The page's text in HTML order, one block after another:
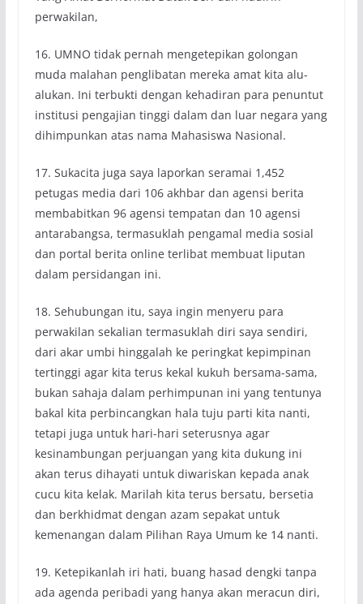
perwakilan,
16. UMNO tidak pernah mengetepikan golongan
muda malahan penglibatan mereka amat kita alu-
alukan. Ini terbukti dengan kehadiran para penuntut
institusi pengajian tinggi dalam dan luar negara yang
dihimpunkan atas nama Mahasiswa Nasional.
17. Sukacita juga saya laporkan seramai 1,452
petugas media dari 106 akhbar dan agensi berita
membabitkan 96 agensi tempatan dan 10 agensi
antarabangsa, termasuklah pengamal media sosial
dan portal berita online terlibat membuat liputan
dalam persidangan ini.
18. Sehubungan itu, saya ingin menyeru para
perwakilan sekalian termasuklah diri saya sendiri,
dari akar umbi hinggalah ke peringkat kepimpinan
tertinggi agar kita terus kekal kukuh bersama-sama,
bukan sahaja dalam perhimpunan ini yang tentunya
bakal kita perbincangkan hala tuju parti kita nanti,
tetapi juga untuk hari-hari seterusnya agar
kesinambungan perjuangan yang kita dukung ini
akan terus dihayati untuk diwariskan kepada anak
cucu kita kelak. Marilah kita terus bersatu, bersetia
dan berkhidmat dengan azam sepakat untuk
kemenangan dalam Pilihan Raya Umum ke 14 nanti.
19. Ketepikanlah iri hati, buang hasad dengki tanpa
ada agenda peribadi yang hanya akan meracun diri,